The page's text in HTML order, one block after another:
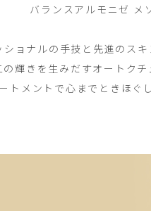
バランスアルモニゼ メ
ショナルの手技と先進のスキ
輝きを生みだすオートクチ
トメントで心までときほぐ